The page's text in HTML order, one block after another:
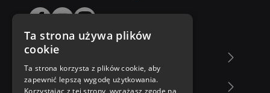
Zakupy u nas
Ta strona używa plików
cookie
Ta strona korzysta z plików cookie, aby
zapewnić lepszą wygodę użytkowania.
Korzystając z tej strony, wyrażasz zgodę na